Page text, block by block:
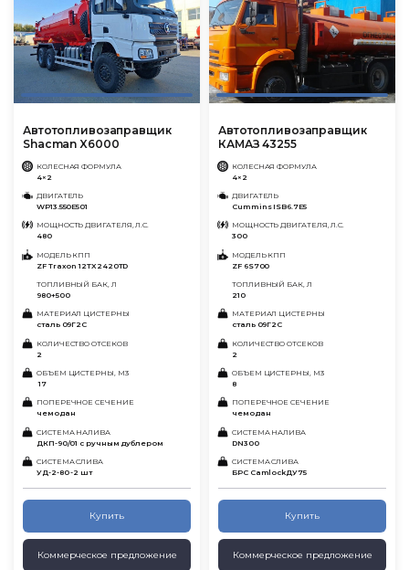
Автотопливозаправщик
Shacman X6000
КОЛЕСНАЯ ФОРМУЛА
4×2
ДВИГАТЕЛЬ
WP13.550E501
МОЩНОСТЬ ДВИГАТЕЛЯ, Л.С.
480
МОДЕЛЬ КПП
ZF Traxon 12TX2420TD
ТОПЛИВНЫЙ БАК, Л
980+500
МАТЕРИАЛ ЦИСТЕРНЫ
сталь 09Г2С
КОЛИЧЕСТВО ОТСЕКОВ
2
ОБЪЕМ ЦИСТЕРНЫ, М3
17
ПОПЕРЕЧНОЕ СЕЧЕНИЕ
чемодан
СИСТЕМА НАЛИВА
ДКП-90/01 с ручным дублером
СИСТЕМА СЛИВА
УД-2-80 -2 шт
Купить
Коммерческое предложение
Автотопливозаправщик
КАМАЗ 43255
КОЛЕСНАЯ ФОРМУЛА
4×2
ДВИГАТЕЛЬ
Cummins ISB6.7E5
МОЩНОСТЬ ДВИГАТЕЛЯ, Л.С.
300
МОДЕЛЬ КПП
ZF 6S700
ТОПЛИВНЫЙ БАК, Л
210
МАТЕРИАЛ ЦИСТЕРНЫ
сталь 09Г2С
КОЛИЧЕСТВО ОТСЕКОВ
2
ОБЪЕМ ЦИСТЕРНЫ, М3
8
ПОПЕРЕЧНОЕ СЕЧЕНИЕ
чемодан
СИСТЕМА НАЛИВА
DN300
СИСТЕМА СЛИВА
БРС CamlockДУ75
Купить
Коммерческое предложение